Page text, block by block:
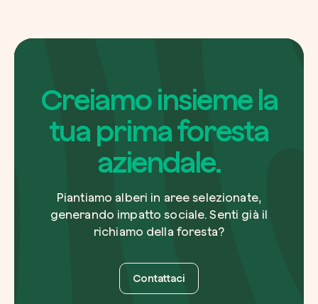
Creiamo insieme la
tua prima foresta
aziendale.
Piantiamo alberi in aree selezionate,
generando impatto sociale. Senti già il
richiamo della foresta?
Contattaci